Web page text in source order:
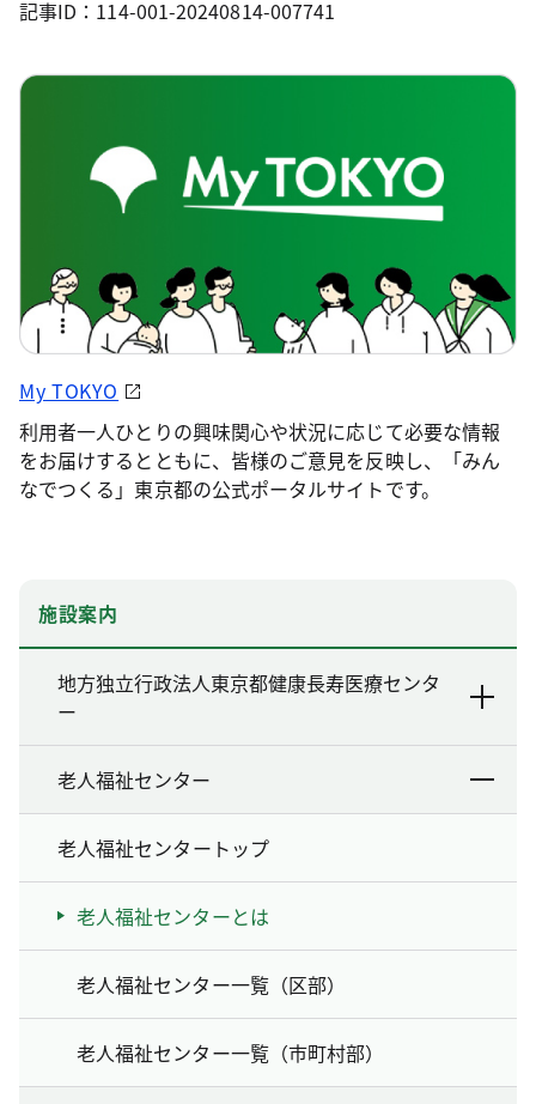
記事ID：114-001-20240814-007741
My TOKYO
利用者一人ひとりの興味関心や状況に応じて必要な情報
をお届けするとともに、皆様のご意見を反映し、「みん
なでつくる」東京都の公式ポータルサイトです。
施設案内
地方独立行政法人東京都健康長寿医療センタ
ー
老人福祉センター
老人福祉センタートップ
老人福祉センターとは
老人福祉センター一覧（区部）
老人福祉センター一覧（市町村部）